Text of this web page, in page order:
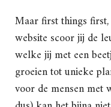
Maar first things
website scoor jij de
welke jij met een
groeien tot unieke
voor de mensen met